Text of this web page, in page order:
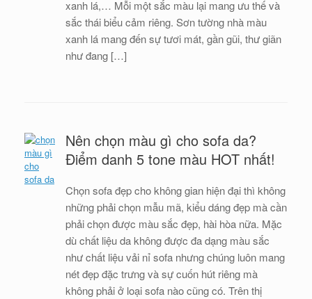
xanh lá,… Mỗi một sắc màu lại mang ưu thế và
sắc thái biểu cảm riêng. Sơn tường nhà màu
xanh lá mang đến sự tươi mát, gần gũi, thư giãn
như đang […]
Nên chọn màu gì cho sofa da?
Điểm danh 5 tone màu HOT nhất!
Chọn sofa đẹp cho không gian hiện đại thì không
những phải chọn mẫu mã, kiểu dáng đẹp mà cần
phải chọn được màu sắc đẹp, hài hòa nữa. Mặc
dù chất liệu da không được đa dạng màu sắc
như chất liệu vải nỉ sofa nhưng chúng luôn mang
nét đẹp đặc trưng và sự cuốn hút riêng mà
không phải ở loại sofa nào cũng có. Trên thị